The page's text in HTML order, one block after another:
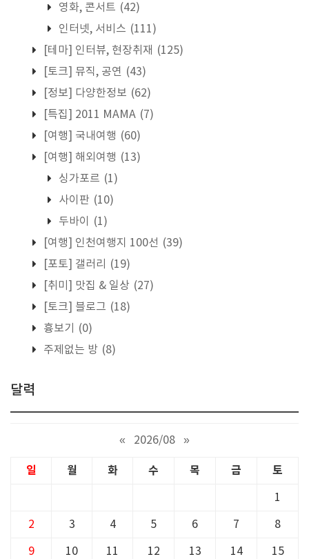
영화, 콘서트 (42)
인터넷, 서비스 (111)
[테마] 인터뷰, 현장취재 (125)
[토크] 뮤직, 공연 (43)
[정보] 다양한정보 (62)
[특집] 2011 MAMA (7)
[여행] 국내여행 (60)
[여행] 해외여행 (13)
싱가포르 (1)
사이판 (10)
두바이
(1)
[여행] 인천여행지 100선 (39)
[포토] 갤러리
(19)
[취미] 맛집 & 일상 (27)
[토크] 블로그 (18)
흉보기
(0)
주제없는 방 (8)
달력
« 2026/08 »
일 월 화 수 목 금 토
1
2 3 4 5 6 7 8
9 10 11 12 13 14 15